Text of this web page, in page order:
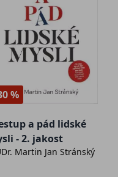
%
a pád lidské
- 2. jakost
Martin Jan Stránský